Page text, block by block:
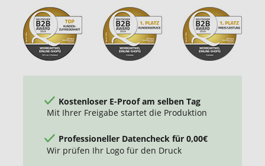
Kostenloser E-Proof am selben Tag
Mit Ihrer Freigabe startet die Produktion
Professioneller Datencheck für 0,00€
Wir prüfen Ihr Logo für den Druck